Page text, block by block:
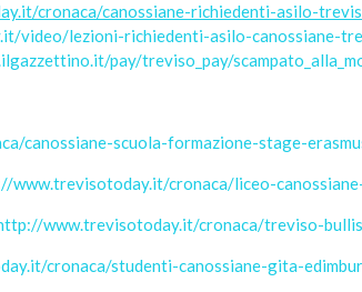
cronaca/canossiane-richiedenti-asilo-
video/lezioni-richiedenti-asilo-canossiane-
pay/treviso_pay/
canossiane-scuola-formazione-stage-
www.trevisotoday.it/cronaca/liceo-
www.trevisotoday.it/cronaca/treviso-
cronaca/studenti-canossiane-gita-